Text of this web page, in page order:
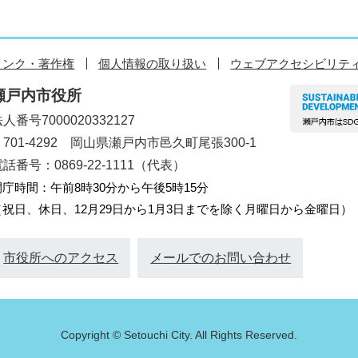
ンク・著作権 個人情報の取り扱い ウェブアクセシビリテ
戸内市役所
人番号7000020332127
701-4292 岡山県瀬戸内市邑久町尾張300-1
話番号：0869-22-1111（代表）
庁時間：午前8時30分から午後5時15分
祝日、休日、12月29日から1月3日までを除く月曜日から金曜日）
市役所へのアクセス メールでのお問い合わせ
Copyright © Setouchi City. All Rights Reserved.